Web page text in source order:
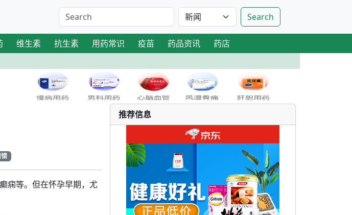
Search
维生素 抗生素 用药常识 疫苗 药品资讯 药店
痫等。但在怀孕早期，尤
推荐信息